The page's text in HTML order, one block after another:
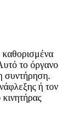
καθορισμένα
το όργανο
συντήρηση.
ή τον